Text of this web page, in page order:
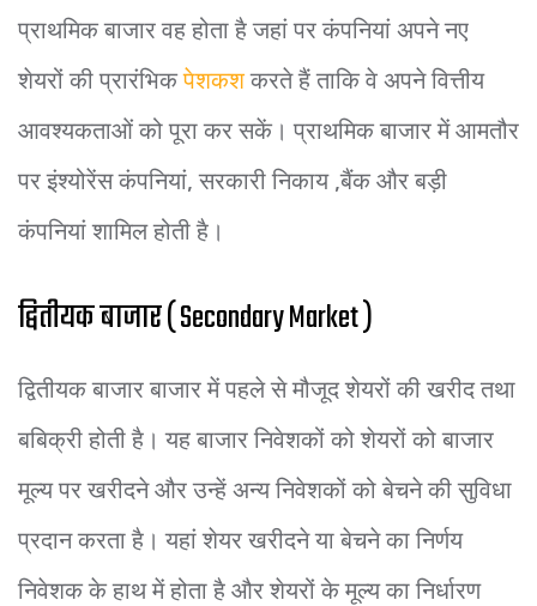
प्राथमिक बाजार वह होता है जहां पर कंपनियां अपने नए
शेयरों की प्रारंभिकपेशकशकरते हैं ताकि वे अपने वित्तीय
आवश्यकताओं को पूरा कर सकें। प्राथमिक बाजार में आमतौर
पर इंश्योरेंस कंपनियां, सरकारी निकाय ,बैंक और बड़ी
कंपनियां शामिल होती है।
द्वितीयक बाजार ( Secondary Market )
द्वितीयक बाजार बाजार में पहले से मौजूद शेयरों की खरीद तथा
बबिक्री होती है। यह बाजार निवेशकों को शेयरों को बाजार
मूल्य पर खरीदने और उन्हें अन्य निवेशकों को बेचने की सुविधा
प्रदान करता है। यहां शेयर खरीदने या बेचने का निर्णय
निवेशक के हाथ में होता है और शेयरों के मूल्य का निर्धारण